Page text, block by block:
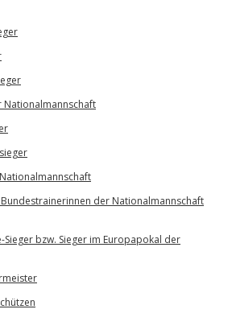
der Nationalmannschaft
Sieger bzw. Sieger im Europapokal der